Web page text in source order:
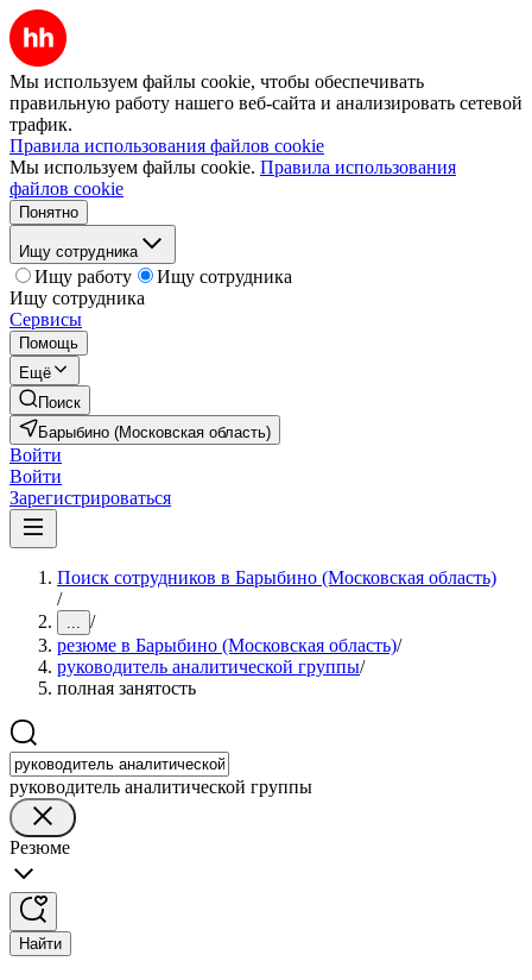
Мы используем файлы cookie, чтобы обеспечивать
правильную работу нашего веб-сайта и анализировать сетевой
трафик.
Правила использования файлов cookie
Мы используем файлы cookie. Правила использования
файлов cookie
Понятно
Ищу сотрудника
Ищу работу
Ищу сотрудника
Ищу сотрудника
Сервисы
Помощь
Ещё
Поиск
Барыбино (Московская область)
Войти
Войти
Зарегистрироваться
Поиск сотрудников в Барыбино (Московская область)
/
... /
резюме в Барыбино (Московская область)/
руководитель аналитической группы/
полная занятость
руководитель аналитической группы
Резюме
Найти